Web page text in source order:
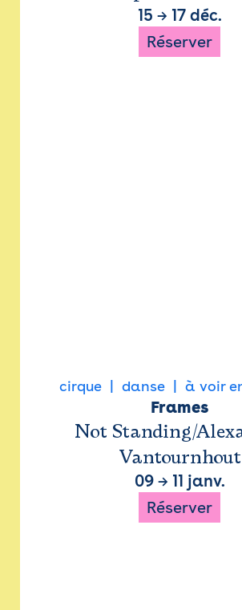
15 → 17 déc.
Réserver
cirque danse à voir
Frames
Not Standing/
Vantournhout
09→ 11 janv.
Réserver